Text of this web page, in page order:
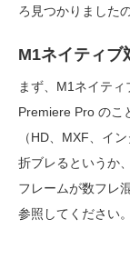
ろ見つかりました
M1ネイティブ
まず、M1ネイテ
Premiere Pro のこ
（HD、MXF、イ
折ブレるというか
フレームが数フレ
参照してください。